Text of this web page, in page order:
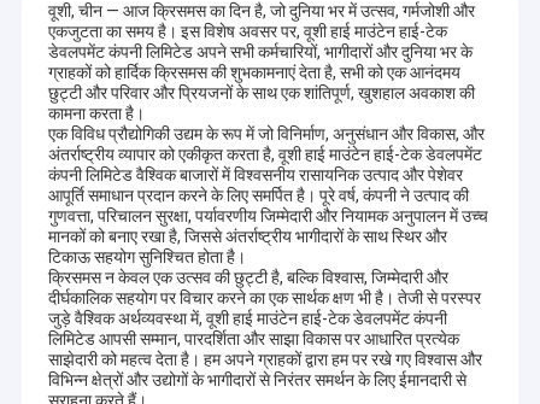
वूशी, चीन — आज क्रिसमस का दिन है, जो दुनिया भर में उत्सव, गर्मजोशी और
एकजुटता का समय है। इस विशेष अवसर पर, वूशी हाई माउंटेन हाई-टेक
डेवलपमेंट कंपनी लिमिटेड अपने सभी कर्मचारियों, भागीदारों और दुनिया भर के
ग्राहकों को हार्दिक क्रिसमस की शुभकामनाएं देता है, सभी को एक आनंदमय
छुट्टी और परिवार और प्रियजनों के साथ एक शांतिपूर्ण, खुशहाल अवकाश की
कामना करता है।
एक विविध प्रौद्योगिकी उद्यम के रूप में जो विनिर्माण, अनुसंधान और विकास, और
अंतर्राष्ट्रीय व्यापार को एकीकृत करता है, वूशी हाई माउंटेन हाई-टेक डेवलपमेंट
कंपनी लिमिटेड वैश्विक बाजारों में विश्वसनीय रासायनिक उत्पाद और पेशेवर
आपूर्ति समाधान प्रदान करने के लिए समर्पित है। पूरे वर्ष, कंपनी ने उत्पाद की
गुणवत्ता, परिचालन सुरक्षा, पर्यावरणीय जिम्मेदारी और नियामक अनुपालन में उच्च
मानकों को बनाए रखा है, जिससे अंतर्राष्ट्रीय भागीदारों के साथ स्थिर और
टिकाऊ सहयोग सुनिश्चित होता है।
क्रिसमस न केवल एक उत्सव की छुट्टी है, बल्कि विश्वास, जिम्मेदारी और
दीर्घकालिक सहयोग पर विचार करने का एक सार्थक क्षण भी है। तेजी से परस्पर
जुड़े वैश्विक अर्थव्यवस्था में, वूशी हाई माउंटेन हाई-टेक डेवलपमेंट कंपनी
लिमिटेड आपसी सम्मान, पारदर्शिता और साझा विकास पर आधारित प्रत्येक
साझेदारी को महत्व देता है। हम अपने ग्राहकों द्वारा हम पर रखे गए विश्वास और
विभिन्न क्षेत्रों और उद्योगों के भागीदारों से निरंतर समर्थन के लिए ईमानदारी से